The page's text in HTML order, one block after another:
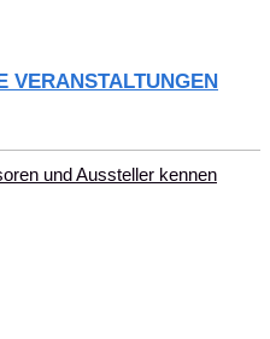
VERANSTALTUNGEN
und Aussteller kennen